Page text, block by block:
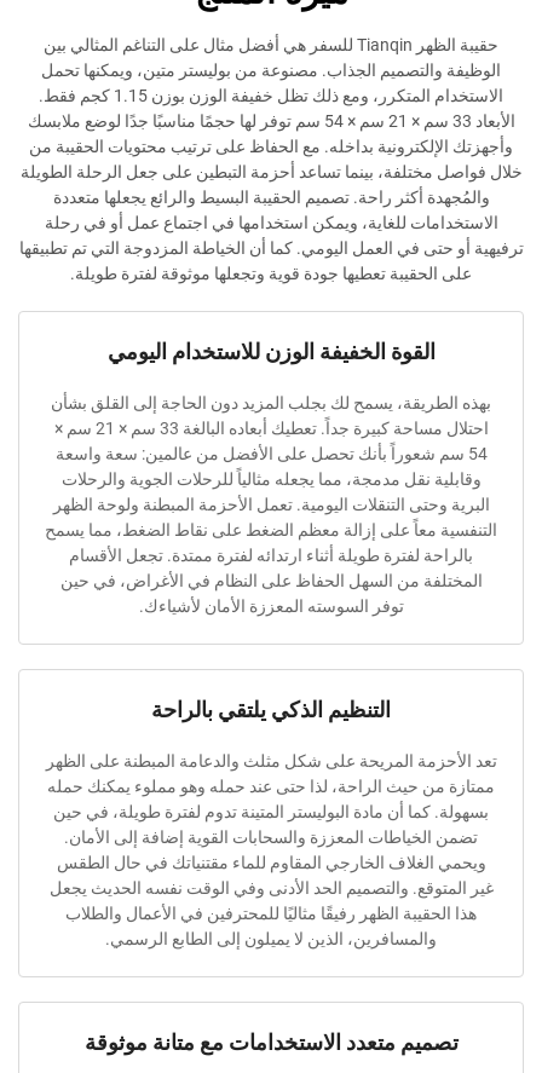
حقيبة الظهر Tianqin للسفر هي أفضل مثال على التناغم المثالي بين
والتصميم الجذاب. مصنوعة من بوليستر متين، ويمكنها تحمل
الاستخدام المتكرر، ومع ذلك تظل خفيفة الوزن بوزن 1.15 كجم فقط.
الأبعاد 33 سم × 21 سم × 54 سم توفر لها حجمًا مناسبًا جدًا لوضع ملابسك
بداخله. مع الحفاظ على ترتيب محتويات الحقيبة من
بينما تساعد أحزمة التبطين على جعل الرحلة الطويلة
أكثر راحة. تصميم الحقيبة البسيط والرائع يجعلها متعددة
للغاية، ويمكن استخدامها في اجتماع عمل أو في رحلة
في العمل اليومي. كما أن الخياطة المزدوجة التي تم تطبيقها
تعطيها جودة قوية وتجعلها موثوقة لفترة طويلة.
القوة الخفيفة الوزن للاستخدام اليومي
يسمح لك بجلب المزيد دون الحاجة إلى القلق بشأن
احتلال مساحة كبيرة جداً. تعطيك أبعاده البالغة 33 سم × 21 سم ×
شعوراً بأنك تحصل على الأفضل من عالمين: سعة واسعة
نقل مدمجة، مما يجعله مثالياً للرحلات الجوية والرحلات
وحتى التنقلات اليومية. تعمل الأحزمة المبطنة ولوحة الظهر
معاً على إزالة معظم الضغط على نقاط الضغط، مما يسمح
لفترة طويلة أثناء ارتدائه لفترة ممتدة. تجعل الأقسام
من السهل الحفاظ على النظام في الأغراض، في حين
توفر السوسته المعززة الأمان لأشياءك.
التنظيم الذكي يلتقي بالراحة
المريحة على شكل مثلث والدعامة المبطنة على الظهر
من حيث الراحة، لذا حتى عند حمله وهو مملوء يمكنك حمله
كما أن مادة البوليستر المتينة تدوم لفترة طويلة، في حين
المعززة والسحابات القوية إضافة إلى الأمان.
الغلاف الخارجي المقاوم للماء مقتنياتك في حال الطقس
والتصميم الحد الأدنى وفي الوقت نفسه الحديث يجعل
الظهر رفيقًا مثاليًا للمحترفين في الأعمال والطلاب
والمسافرين، الذين لا يميلون إلى الطابع الرسمي.
متعدد الاستخدامات مع متانة موثوقة